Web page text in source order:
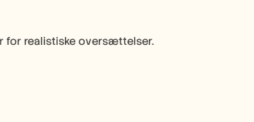
for realistiske oversættelser.